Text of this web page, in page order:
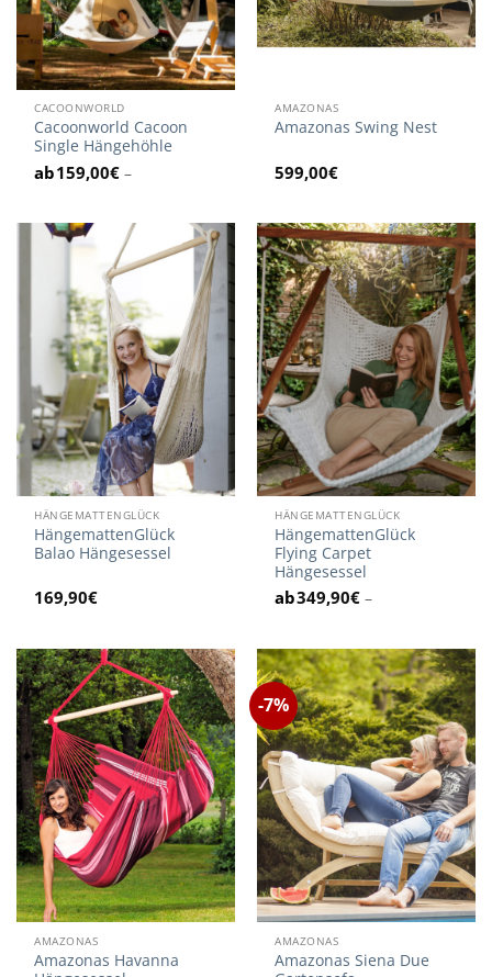
CACOONWORLD
Cacoonworld Cacoon
Single Hängehöhle
159,00€ –
AMAZONAS
Amazonas Swing Nest
599,00€
HÄNGEMATTENGLÜCK
HängemattenGlück
Balao Hängesessel
169,90€
HÄNGEMATTENGLÜCK
HängemattenGlück
Flying Carpet
Hängesessel
349,90€ –
AMAZONAS
Amazonas Havanna
-7%
AMAZONAS
Amazonas Siena Due